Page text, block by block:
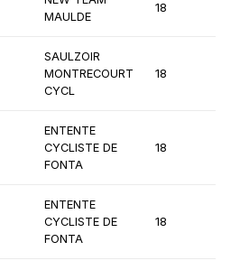
MAULDE
18
SAULZOIR
MONTRECOURT
CYCL
18
ENTENTE
CYCLISTE DE
FONTA
18
ENTENTE
CYCLISTE DE
FONTA
18